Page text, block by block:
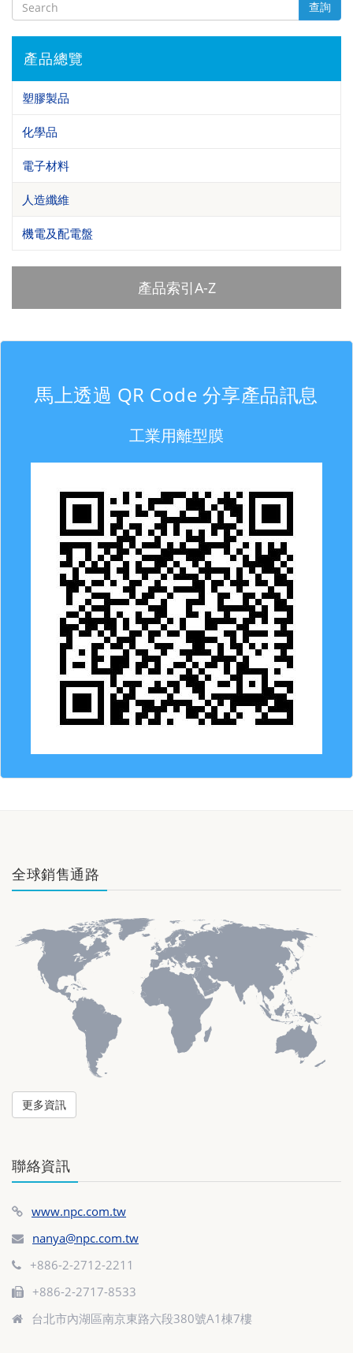
查詢
產品總覽
塑膠製品
化學品
電子材料
人造纖維
機電及配電盤
產品索引A-Z
馬上透過 QR Code 分享產品訊息
工業用離型膜
全球銷售通路
更多資訊
聯絡資訊
www.npc.com.tw
nanya@npc.com.tw
+886-2-2712-2211
+886-2-2717-8533
台北市內湖區南京東路六段380號A1棟7樓